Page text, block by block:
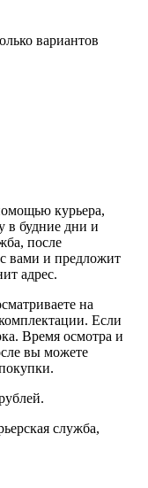
вариантов
курьера,
в будние дни и
после
с вами и предложит
адрес.
на
Если
Время осмотра и
вы можете
служба,